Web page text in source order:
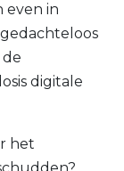
even in
digitale
het